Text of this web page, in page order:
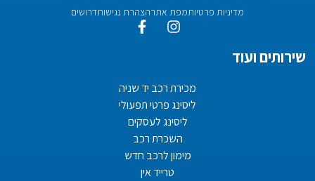
מדיניות פרטיותמפת אתרהצהרת נגישותדרושים
שירותים ועוד
מכירת רכב יד שניה
ליסינג פרטי תפעולי
ליסינג לעסקים
השכרת רכב
מימון לרכב חדש
טרייד אין